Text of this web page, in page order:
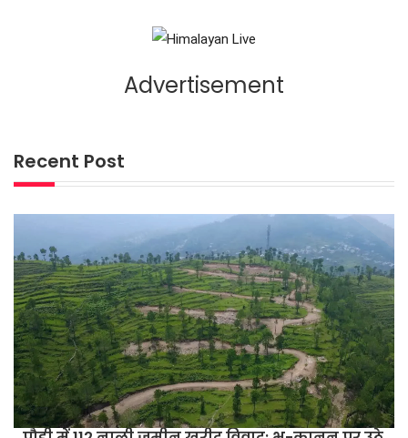
Advertisement
Recent Post